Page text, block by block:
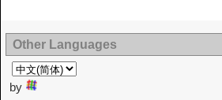
Other Languages
by